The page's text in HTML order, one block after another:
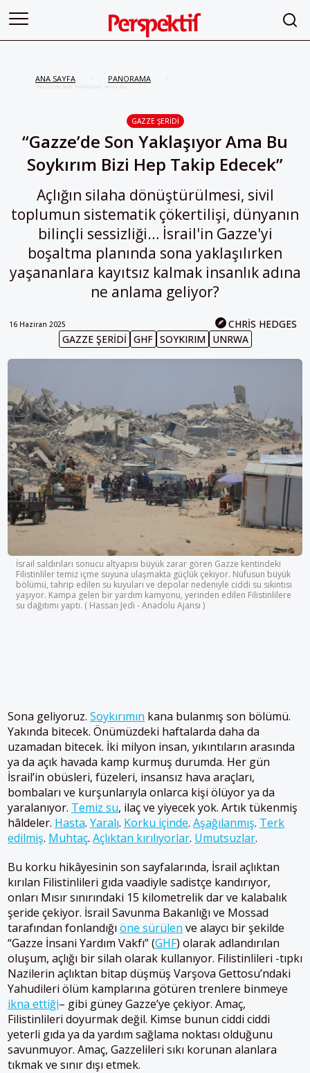
ANA SAYFA PANORAMA
“Gazze’de Son Yaklaşıyor Ama Bu
GAZZE ŞERIDI
“Gazze’de Son Yaklaşıyor Ama Bu
Soykırım Bizi Hep Takip Edecek”
Açlığın silaha dönüştürülmesi, sivil
toplumun sistematik çökertilişi, dünyanın
bilinçli sessizliği… İsrail'in Gazze'yi
boşaltma planında sona yaklaşılırken
yaşananlara kayıtsız kalmak insanlık adına
ne anlama geliyor?
16 Haziran 2025
CHRIS HEDGES
GAZZE ŞERIDI GHF SOYKIRIM UNRWA
İsrail saldırıları sonucu altyapısı büyük zarar gören Gazze kentindeki
Filistinliler temiz içme suyuna ulaşmakta güçlük çekiyor. Nüfusun büyük
bölümü, tahrip edilen su kuyuları ve depolar nedeniyle ciddi su sıkıntısı
yaşıyor. Kampa gelen bir yardım kamyonu, yerinden edilen Filistinlilere
su dağıtımı yaptı. ( Hassan Jedi - Anadolu Ajansı )
Sona geliyoruz. Soykırımın kana bulanmış son bölümü.
Yakında bitecek. Önümüzdeki haftalarda daha da
uzamadan bitecek. İki milyon insan, yıkıntıların arasında
ya da açık havada kamp kurmuş durumda. Her gün
İsrail’in obüsleri, füzeleri, insansız hava araçları,
bombaları ve kurşunlarıyla onlarca kişi ölüyor ya da
yaralanıyor. Temiz su, ilaç ve yiyecek yok. Artık tükenmiş
hâldeler. Hasta. Yaralı. Korku içinde. Aşağılanmış. Terk
edilmiş. Muhtaç. Açlıktan kırılıyorlar. Umutsuzlar.
Bu korku hikâyesinin son sayfalarında, İsrail açlıktan
kırılan Filistinlileri gıda vaadiyle sadistçe kandırıyor,
onları Mısır sınırındaki 15 kilometrelik dar ve kalabalık
şeride çekiyor. İsrail Savunma Bakanlığı ve Mossad
tarafından fonlandığı öne sürülen ve alaycı bir şekilde
“Gazze İnsani Yardım Vakfı” (GHF) olarak adlandırılan
oluşum, açlığı bir silah olarak kullanıyor. Filistinlileri -tıpkı
Nazilerin açlıktan bitap düşmüş Varşova Gettosu’ndaki
Yahudileri ölüm kamplarına götüren trenlere binmeye
ikna ettiği– gibi güney Gazze’ye çekiyor. Amaç,
Filistinlileri doyurmak değil. Kimse bunun ciddi ciddi
yeterli gıda ya da yardım sağlama noktası olduğunu
savunmuyor. Amaç, Gazzelileri sıkı korunan alanlara
tıkmak ve sınır dışı etmek.